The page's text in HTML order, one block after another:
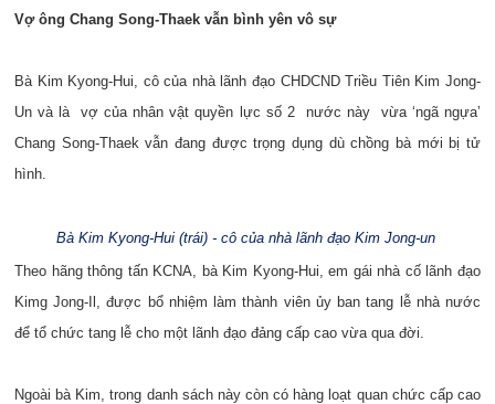
Vợ ông Chang Song-Thaek vẫn bình yên vô sự
Bà Kim Kyong-Hui, cô của nhà lãnh đạo CHDCND Triều Tiên Kim Jong-
Un và là vợ của nhân vật quyền lực số 2 nước này vừa ‘ngã ngựa’
Chang Song-Thaek vẫn đang được trọng dụng dù chồng bà mới bị tử
hình.
Bà Kim Kyong-Hui (trái) - cô của nhà lãnh đạo Kim Jong-un
Theo hãng thông tấn KCNA, bà Kim Kyong-Hui, em gái nhà cố lãnh đạo
Kimg Jong-Il, được bổ nhiệm làm thành viên ủy ban tang lễ nhà nước
để tổ chức tang lễ cho một lãnh đạo đảng cấp cao vừa qua đời.
Ngoài bà Kim, trong danh sách này còn có hàng loạt quan chức cấp cao